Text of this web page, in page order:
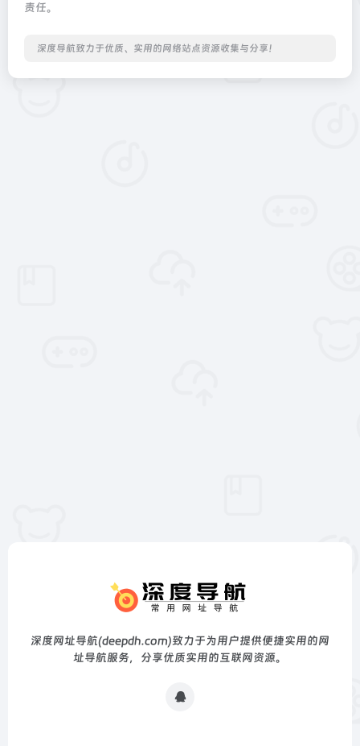
责任。
深度导航致力于优质、实用的网络站点资源收集与分享！
深度网址导航(deepdh.com)致力于为用户提供便捷实用的网
址导航服务，分享优质实用的互联网资源。